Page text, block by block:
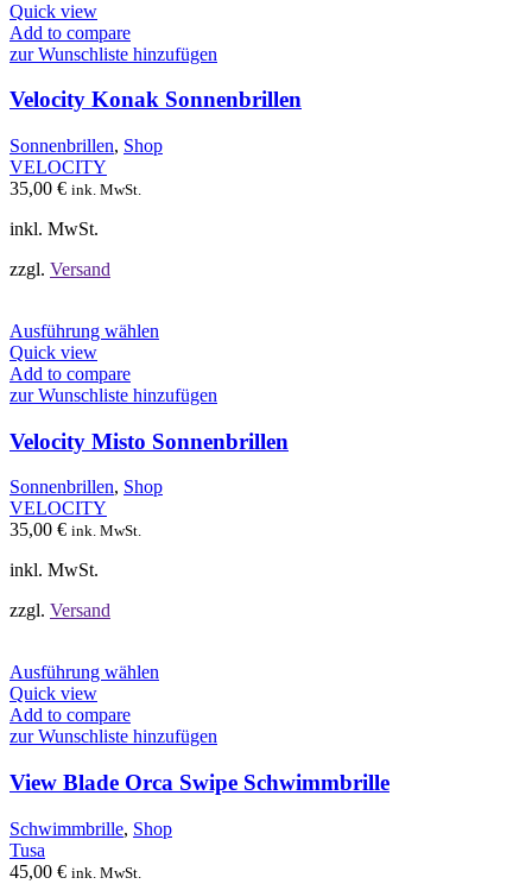
mehrere
auf.
Optionen
können
Quick view
Add to compare
zur Wunschliste hinzufügen
Velocity Konak Sonnenbrillen
Sonnenbrillen, Shop
VELOCITY
35,00 € ink. MwSt.
inkl. MwSt.
zzgl. Versand
Ausführung wählen
mehrere
auf.
Die
Optionen
können
Quick view
Add to compare
zur Wunschliste hinzufügen
Velocity Misto Sonnenbrillen
Sonnenbrillen, Shop
VELOCITY
35,00 € ink. MwSt.
inkl. MwSt.
zzgl. Versand
Ausführung wählen
mehrere
auf.
Optionen
können
Quick view
Add to compare
zur Wunschliste hinzufügen
View Blade Orca Swipe Schwimmbrille
Schwimmbrille, Shop
Tusa
45,00 € ink. MwSt.